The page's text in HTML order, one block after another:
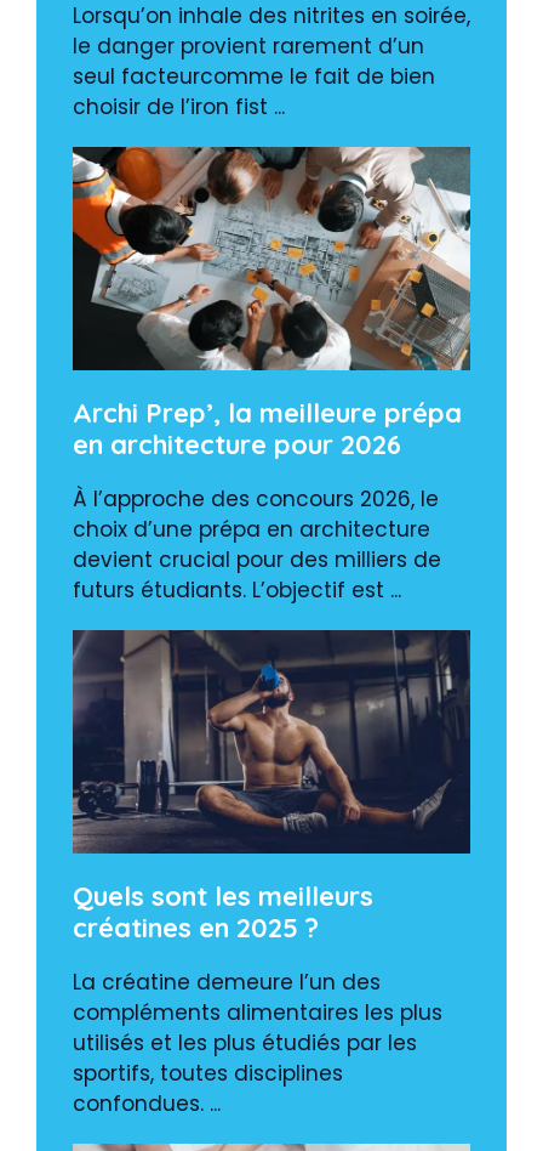
Lorsqu’on inhale des nitrites en soirée,
le danger provient rarement d’un
seul facteurcomme le fait de bien
choisir de l’iron fist ...
Archi Prep’, la meilleure prépa
en architecture pour 2026
À l’approche des concours 2026, le
choix d’une prépa en architecture
devient crucial pour des milliers de
futurs étudiants. L’objectif est ...
Quels sont les meilleurs
créatines en 2025 ?
La créatine demeure l’un des
compléments alimentaires les plus
utilisés et les plus étudiés par les
sportifs, toutes disciplines
confondues. ...